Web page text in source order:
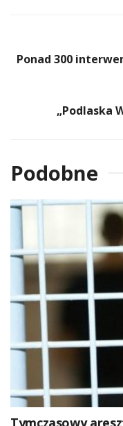
Ponad 300
„Podlaska
Podobne
Tymczasowy